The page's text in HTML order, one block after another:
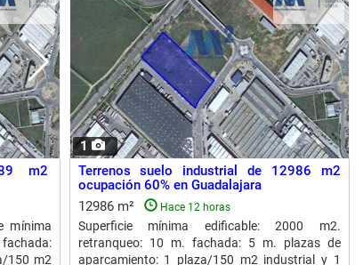
m2
mínima
fachada:
150 m2
1
Terrenos suelo industrial de 12986 m2
ocupación 60% en Guadalajara
12986 m²
Hace 12 horas
Superficie mínima edificable: 2000 m2.
retranqueo: 10 m. fachada: 5 m. plazas de
aparcamiento: 1 plaza/150 m2 industrial y 1